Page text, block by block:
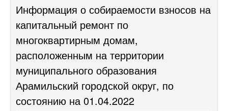
Информация о собираемости взносов на
капитальный ремонт по
многоквартирным домам,
расположенным на территории
муниципального образования
Арамильский городской округ, по
состоянию на 01.04.2022